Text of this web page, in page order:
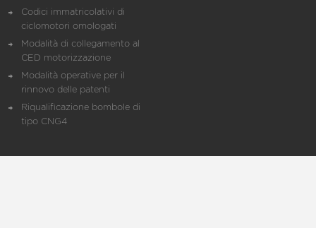
Codici immatricolativi di
ciclomotori omologati
Modalità di collegamento al
CED motorizzazione
Modalità operative per il
rinnovo delle patenti
Riqualificazione bombole di
tipo CNG4